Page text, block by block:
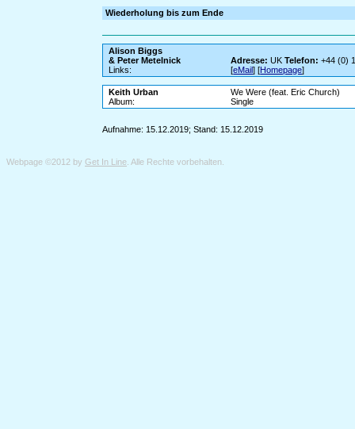
Wiederholung bis zum Ende
Alison Biggs
& Peter Metelnick
Adresse: UKTelefon: +44 (0)
Links:
[eMail] [Homepage]
Keith Urban
We Were (feat. Eric Church)
Album:
Single
Aufnahme: 15.12.2019; Stand: 15.12.2019
Webpage ©2012 by Get In Line . Alle Rechte vorbehalten.